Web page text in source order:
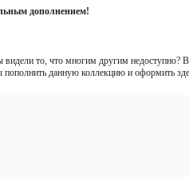
дополнением!
то, что многим другим недоступно?
данную коллекцию и оформить